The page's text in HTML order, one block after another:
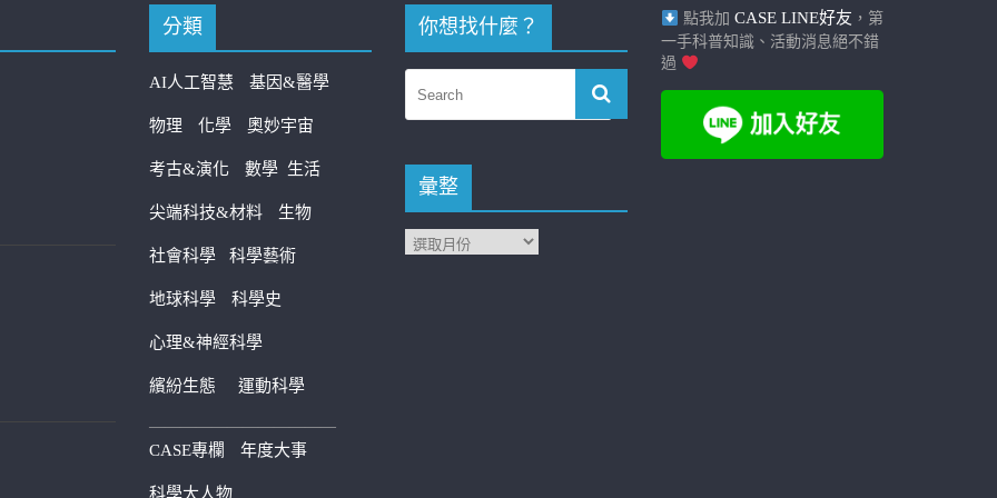
分類
AI人工智慧 基因&醫學
物理 化學 奧妙宇宙
考古&演化 數學 生活
尖端科技&材料 生物
社會科學 科學藝術
地球科學 科學史
心理&神經科學
繽紛生態 運動科學
————————————
CASE專欄 年度大事
科學大人物
你想找什麼？
彙整
點我加 CASE LINE好友 ，第
一手科普知識、活動消息絕不錯
過